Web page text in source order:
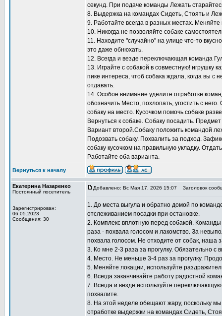
секунд. При подаче команды Лежать
8. Выдержка на командах Сидеть, Стоять и
9. Работайте всегда в разных местах. Меняйте
10. Никогда не позволяйте собаке
11. Находите "случайно" на улице что-то
это даже обнюхать.
12. Всегда и везде переключающая команда
13. Играйте с собакой в совместную! игрушку
пике интереса, чтоб собака ждала, когда вы с
отдавать.
14. Особое внимание уделите отработке
обозначить Место, похлопать, угостить с
собаку на место. Кусочком помочь собаке
Вернуться к собаке. Собаку посадить.
Вариант второй.Собаку положить командой
Подозвать собаку. Похвалить за подход.
собаку кусочком на правильную укладку.
Работайте оба варианта.
Вернуться к началу
Екатерина Назаренко
Постоянный посетитель
Зарегистрирован:
06.05.2023
Сообщения: 30
Добавлено: Вс Мая 17, 2026 15:07 Заголовок
1. До места выгула и обратно домой по
отслеживанием посадки при остановке.
2. Комплекс вплотную перед собакой.
раза - похвала голосом и лакомство. За
похвала голосом. Не отходите от собак, наша
3. Ко мне 2-3 раза за прогулку. Обязательно с
4. Место. Не меньше 3-4 раз за прогулку.
5. Меняйте локации, используйте
6. Всегда заканчивайте работу радостной
7. Всегда и везде используйте
похвалите.
8. На этой неделе обещают жару, поскольку
отработке выдержки на командах Сидеть,